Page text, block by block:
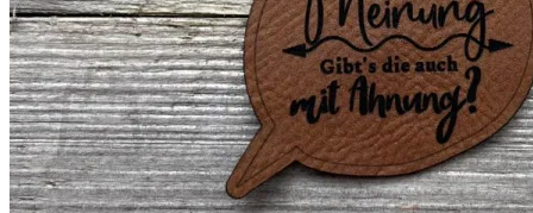
0
Warenkorb
Es befinden sich keine Produkte im Warenkorb.